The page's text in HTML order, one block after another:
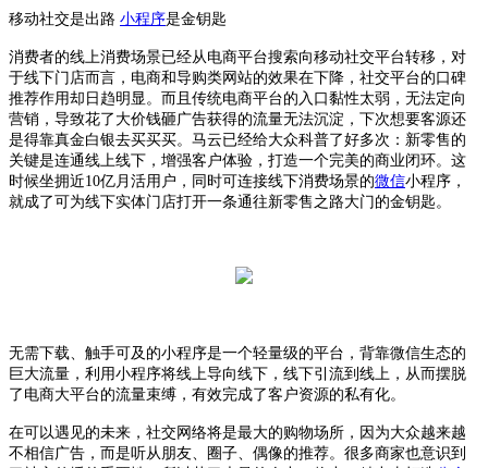
移动社交是出路 小程序是金钥匙
消费者的线上消费场景已经从电商平台搜索向移动社交平台转移，对
于线下门店而言，电商和导购类网站的效果在下降，社交平台的口碑
推荐作用却日趋明显。而且传统电商平台的入口黏性太弱，无法定向
营销，导致花了大价钱砸广告获得的流量无法沉淀，下次想要客源还
是得靠真金白银去买买买。马云已经给大众科普了好多次：新零售的
关键是连通线上线下，增强客户体验，打造一个完美的商业闭环。这
时候坐拥近10亿月活用户，同时可连接线下消费场景的微信小程序，
就成了可为线下实体门店打开一条通往新零售之路大门的金钥匙。
无需下载、触手可及的小程序是一个轻量级的平台，背靠微信生态的
巨大流量，利用小程序将线上导向线下，线下引流到线上，从而摆脱
了电商大平台的流量束缚，有效完成了客户资源的私有化。
在可以遇见的未来，社交网络将是最大的购物场所，因为大众越来越
不相信广告，而是听从朋友、圈子、偶像的推荐。很多商家也意识到